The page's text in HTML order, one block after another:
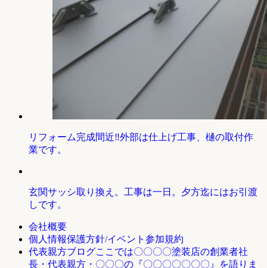
リフォーム完成間近‼外部は仕上げ工事、樋の取付作
業です。
玄関サッシ取り換え。工事は一日。夕方迄にはお引渡
しです。
会社概要
個人情報保護方針/イベント参加規約
代表親方ブログここでは〇〇〇〇塗装店の創業者社
長・代表親方・〇〇〇の『〇〇〇〇〇〇〇』を語りま